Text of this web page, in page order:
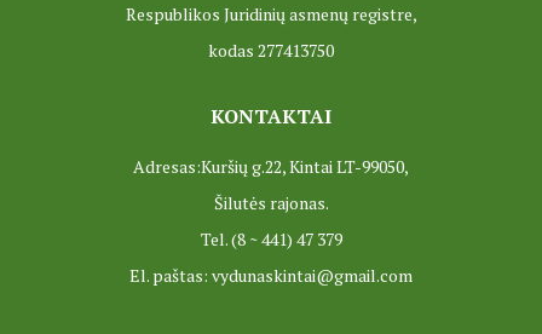
ES projektas GENIUS LOCI. Atnaujinta interneto svetainė
ES PROJEKTAS GENIUS LOCI. Rengiamas kiemo
ES projektas GENIUS LOCI. Rengiamos kiemo edukacinės
ES projektas GENIUS LOCI. Vydūno suolelio projektas
ES projektas GENIUS LOCI. Projekto idėja
Respublikos Juridinių asmenų registre,
kodas 277413750
KONTAKTAI
Adresas:Kuršių g.22, Kintai LT-99050,
Šilutės rajonas.
Tel. (8 ~ 441) 47 379
El. paštas: vydunaskintai@gmail.com